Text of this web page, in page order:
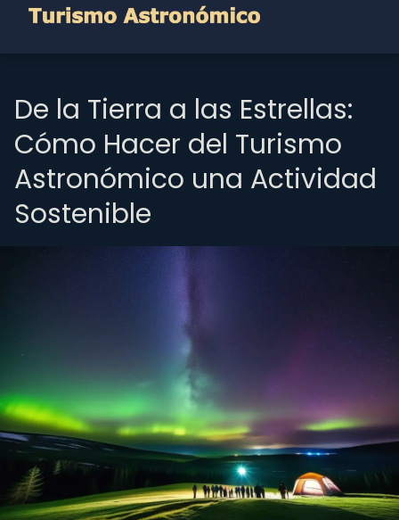
De la Tierra a las Estrellas:
Cómo Hacer del Turismo
Astronómico una Actividad
Sostenible